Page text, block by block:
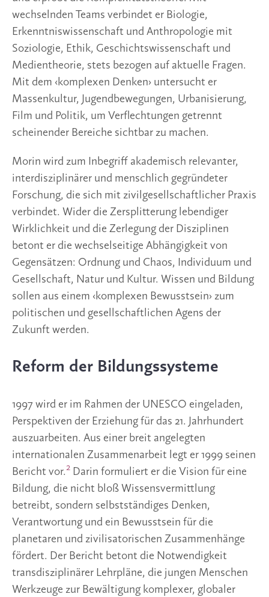
wechselnden Teams verbindet er Biologie,
Erkenntniswissenschaft und Anthropologie mit
Soziologie, Ethik, Geschichtswissenschaft und
Medientheorie, stets bezogen auf aktuelle Fragen.
Mit dem ‹komplexen Denken› untersucht er
Massenkultur, Jugendbewegungen, Urbanisierung,
Film und Politik, um Verflechtungen getrennt
scheinender Bereiche sichtbar zu machen.
Morin wird zum Inbegriff akademisch relevanter,
interdisziplinärer und menschlich gegründeter
Forschung, die sich mit zivilgesellschaftlicher Praxis
verbindet. Wider die Zersplitterung lebendiger
Wirklichkeit und die Zerlegung der Disziplinen
betont er die wechselseitige Abhängigkeit von
Gegensätzen: Ordnung und Chaos, Individuum und
Gesellschaft, Natur und Kultur. Wissen und Bildung
sollen aus einem ‹komplexen Bewusstsein› zum
politischen und gesellschaftlichen Agens der
Zukunft werden.
Reform der Bildungssysteme
1997 wird er im Rahmen der UNESCO eingeladen,
Perspektiven der Erziehung für das 21. Jahrhundert
auszuarbeiten. Aus einer breit angelegten
internationalen Zusammenarbeit legt er 1999 seinen
Bericht vor.2 Darin formuliert er die Vision für eine
Bildung, die nicht bloß Wissensvermittlung
betreibt, sondern selbstständiges Denken,
Verantwortung und ein Bewusstsein für die
planetaren und zivilisatorischen Zusammenhänge
fördert. Der Bericht betont die Notwendigkeit
transdisziplinärer Lehrpläne, die jungen Menschen
Werkzeuge zur Bewältigung komplexer, globaler